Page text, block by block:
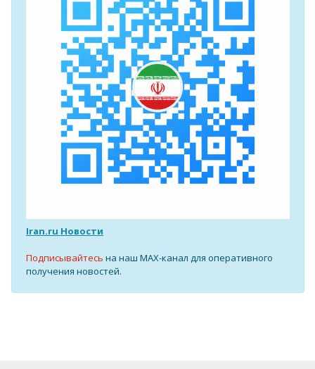
Iran.ru Новости
Подписывайтесь на наш MAX-канал для оперативного
получения новостей.